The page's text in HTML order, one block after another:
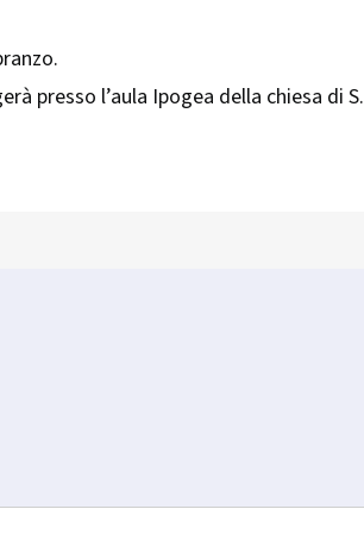
presso l’aula Ipogea della chiesa di S.